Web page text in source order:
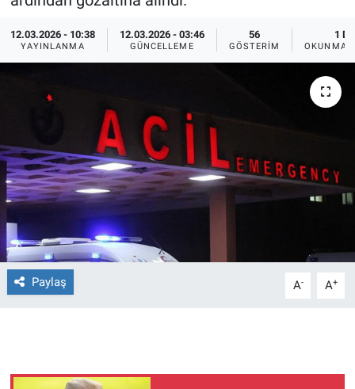
12.03.2026 - 10:38
YAYINLANMA
12.03.2026 - 03:46
GÜNCELLEME
56
GÖSTERIM
1 DK
OKUNMA
Paylaş A- A+
Ege'den Esintiler
Eğitim
Eğlence
Ekonomi
Forum
Gerçeğin İzinde
Gün Başlıyor
Gün Bitiyor
Gündem Özel
İletişim